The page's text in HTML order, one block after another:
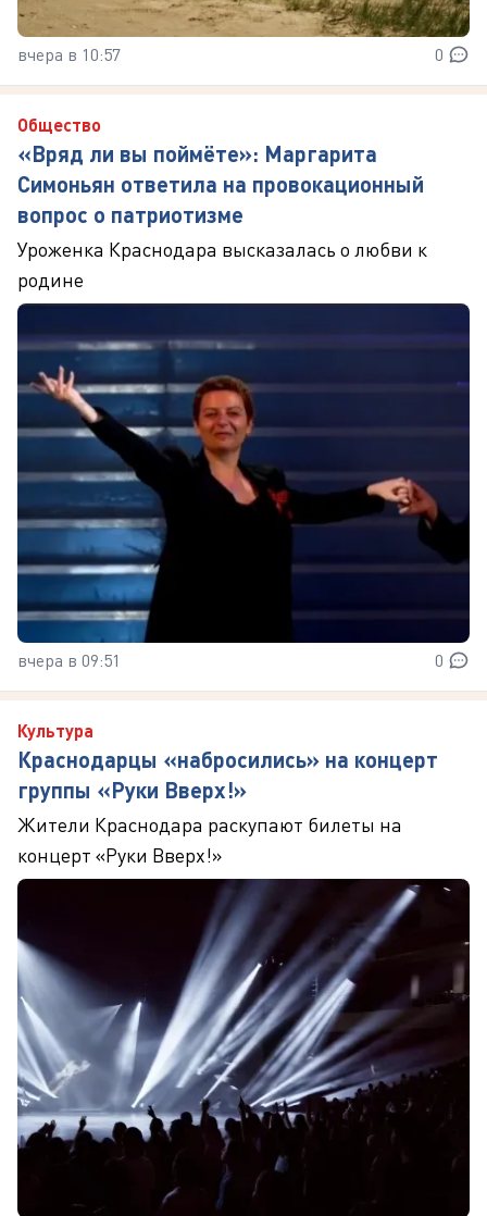
вчера в 10:57 0
Общество
«Вряд ли вы поймёте»: Маргарита
Симоньян ответила на провокационный
вопрос о патриотизме
Уроженка Краснодара высказалась о любви к
родине
вчера в 09:51 0
Культура
Краснодарцы «набросились» на концерт
группы «Руки Вверх!»
Жители Краснодара раскупают билеты на
концерт «Руки Вверх!»